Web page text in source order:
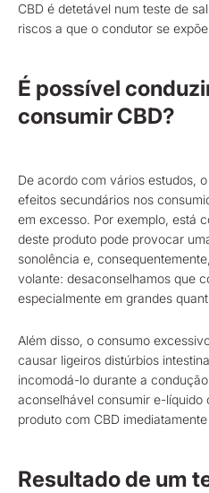
CBD é detetável num teste de
riscos a que o condutor se
É possível
consumir CBD?
De acordo com vários estudos,
efeitos secundários nos
em excesso. Por exemplo, está
deste produto pode provocar
sonolência e,
volante: desaconselhamos que
especialmente em grandes
Além disso, o consumo
causar ligeiros distúrbios
incomodá-lo durante a
aconselhável consumir e-líquido
produto com CBD
Resultado de um